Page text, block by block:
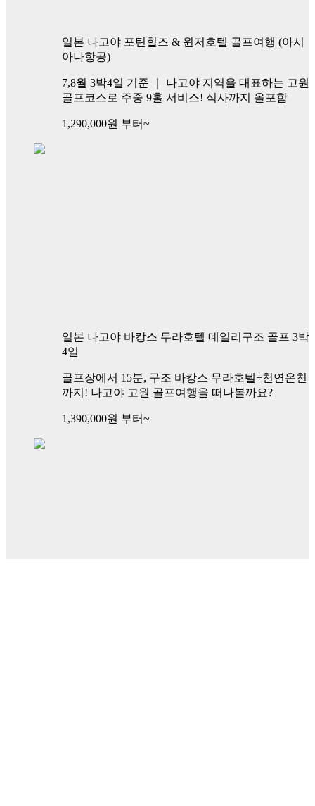
일본 나고야 포틴힐즈 & 윈저호텔 골프여행 (아시
아나항공)
7,8월 3박4일 기준 ｜ 나고야 지역을 대표하는 고원
골프코스로 주중 9홀 서비스! 식사까지 올포함
1,290,000원 부터~
일본 나고야 바캉스 무라호텔 데일리구조 골프 3박
4일
골프장에서 15분, 구조 바캉스 무라호텔+천연온천
까지! 나고야 고원 골프여행을 떠나볼까요?
1,390,000원 부터~